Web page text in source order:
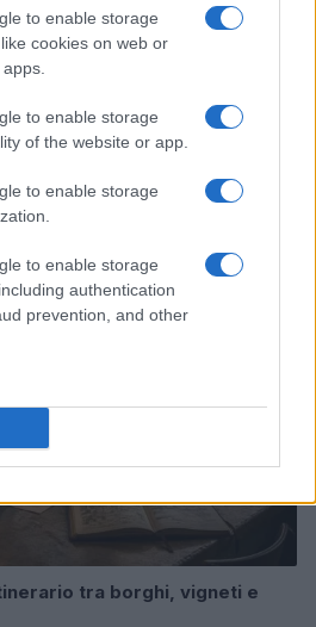
to enable storage
cookies on web or
to enable storage
of the website or app.
to enable storage
to enable storage
authentication
prevention, and other
esplorare i mondi di Deledda,
tra borghi, vigneti e